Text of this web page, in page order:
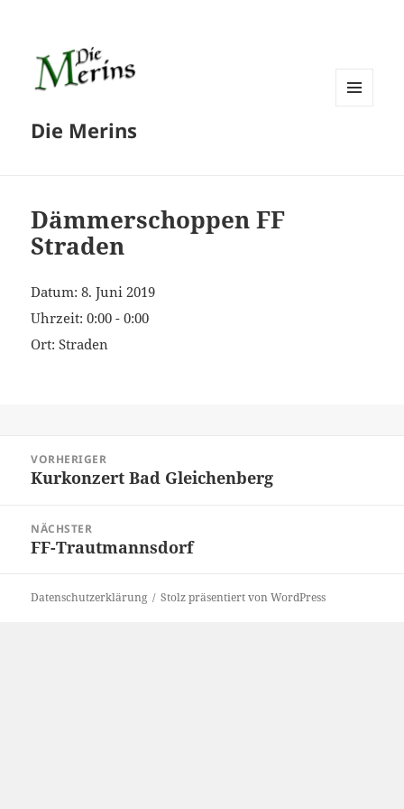
Die Merins
Dämmerschoppen FF
Straden
Datum:8. Juni 2019
Uhrzeit:0:00 - 0:00
Ort:Straden
VORHERIGER
Vorheriger
Kurkonzert Bad Gleichenberg
NÄCHSTER
Nächster
FF-Trautmannsdorf
Datenschutzerklärung Stolz präsentiert von WordPress